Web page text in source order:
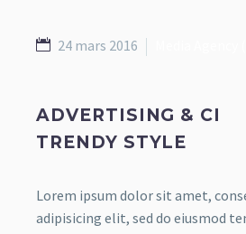
24 mars 2016
ADVERTISING & CI
TRENDY STYLE
Lorem ipsum dolor sit amet,
adipisicing elit, sed do eiusmod